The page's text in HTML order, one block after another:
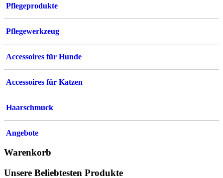
gewählt
Pflegeprodukte
Pflegewerkzeug
Accessoires für Hunde
Accessoires für Katzen
Haarschmuck
Angebote
Warenkorb
Unsere Beliebtesten Produkte